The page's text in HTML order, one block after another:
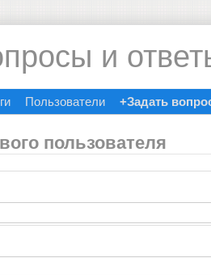
и
Пользователи +Задать
пользователя